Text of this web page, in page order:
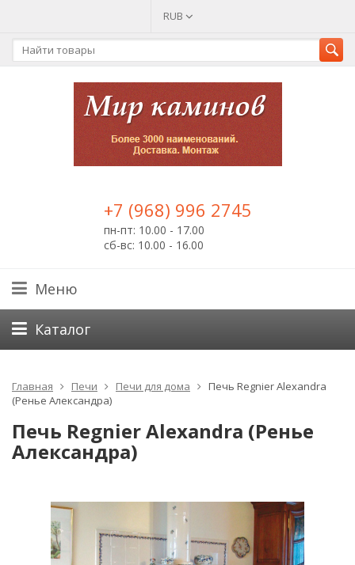
RUB
+7 (968) 996 2745
пн-пт: 10.00 - 17.00
сб-вс: 10.00 - 16.00
Меню
Каталог
Главная Печи Печи для дома
Печь Regnier Alexandra
(Ренье Александра)
Печь Regnier Alexandra (Ренье
Александра)